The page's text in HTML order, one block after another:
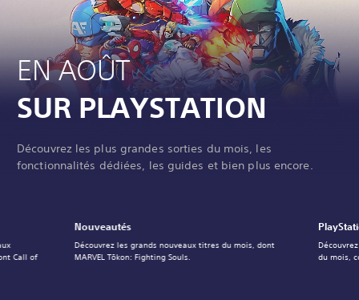
EN AOÛT
SUR PLAYSTATION
Découvrez les plus grandes sorties du mois, les
fonctionnalités dédiées, les guides et bien plus encore.
Nouveautés
Découvrez les grands nouveaux titres du mois, dont
MARVEL Tōkon: Fighting Souls.
du mois,
Call of